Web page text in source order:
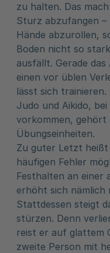
zu halten. Das
Sturz abzufangen
Hände abzurollen,
Boden nicht so
ausfällt. Gerade
einen vor üblen
lässt sich
Judo und Aikido,
vorkommen, gehört
Übungseinheiten.
Zu guter Letzt
häufigen Fehler
Festhalten an einer
erhöht sich nämlich
Stattdessen steigt
stürzen. Denn
reist er auf glattem
zweite Person mit